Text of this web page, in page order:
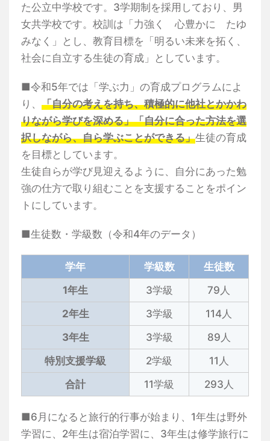
た公立中学校です。3学期制を採用しており、男
女共学校です。校訓は「力強く 心豊かに たゆ
みなく」とし、教育目標を「明るい未来を拓く、
社会に自立する生徒の育成」としています。
■令和5年では「学ぶ力」の育成プログラムによ
り、 「自分の考えを持ち、積極的に他社とかかわ
りながら学びを深める」「自分に合った方法を選
択しながら、自ら学ぶことができる」生徒の育成
を目標としています。
生徒自らが学び見迎えるように、自分にあった勉
強の仕方で取り組むことを支援することをポイン
トにしています。
■生徒数・学級数（令和4年のデータ）
学年 学級数
生徒数
1年生
3学級
79人
2年生
3学級
114人
3年生
3学級
89人
特別支援学級
2学級
11人
合計
11学級 293人
■6月になると旅行的行事が始まり、1年生は野外
学習に、2年生は宿泊学習に、3年生は修学旅行に